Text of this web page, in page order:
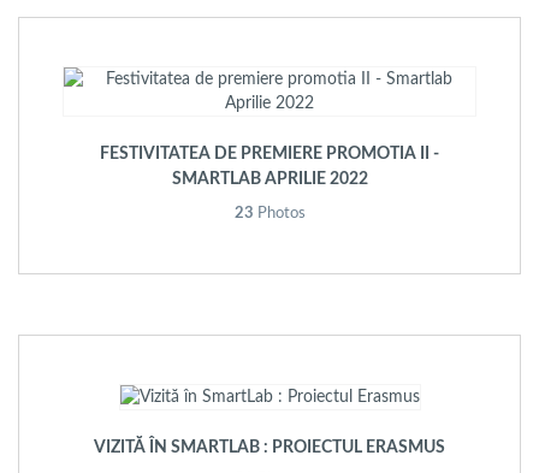
FESTIVITATEA DE PREMIERE PROMOTIA II -
SMARTLAB APRILIE 2022
23 Photos
VIZITĂ ÎN SMARTLAB : PROIECTUL ERASMUS